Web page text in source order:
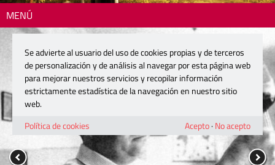
MENÚ
Se advierte al usuario del uso de cookies propias y de terceros
de personalización y de análisis al navegar por esta página web
para mejorar nuestros servicios y recopilar información
estrictamente estadística de la navegación en nuestro sitio
web.
Política de cookies
Acepto· No acepto